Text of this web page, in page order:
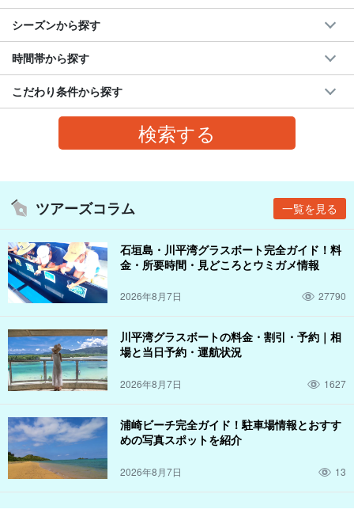
シーズンから探す
時間帯から探す
こだわり条件から探す
ツアーズコラム 一覧を見る
石垣島・川平湾グラスボート完全ガイド！料
金・所要時間・見どころとウミガメ情報
2026年8月7日 27790
川平湾グラスボートの料金・割引・予約｜相
場と当日予約・運航状況
2026年8月7日 1627
浦崎ビーチ完全ガイド！駐車場情報とおすす
めの写真スポットを紹介
2026年8月7日 13